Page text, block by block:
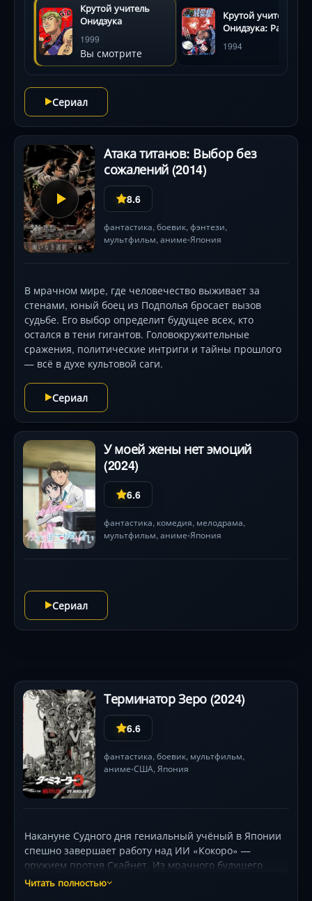
Крутой учитель
Онидзука
1999
Вы смотрите
Крутой учитель
Онидзука: Ранние
годы
1994
Сериал
Атака титанов: Выбор без
сожалений (2014)
8.6
фантастика, боевик, фэнтези,
мультфильм, аниме•Япония
В мрачном мире, где человечество выживает за
стенами, юный боец из Подполья бросает вызов
судьбе. Его выбор определит будущее всех, кто
остался в тени гигантов. Головокружительные
сражения, политические интриги и тайны прошлого
— всё в духе культовой саги.
Сериал
У моей жены нет эмоций
(2024)
6.6
фантастика, комедия, мелодрама,
мультфильм, аниме•Япония
Сериал
Терминатор Зеро (2024)
6.6
фантастика, боевик, мультфильм,
аниме•США, Япония
Накануне Судного дня гениальный учёный в Японии
спешно завершает работу над ИИ «Кокоро» —
оружием против Скайнет. Из мрачного будущего
прибывают двое: безжалостный терминатор (Тимоти
Читать полностью